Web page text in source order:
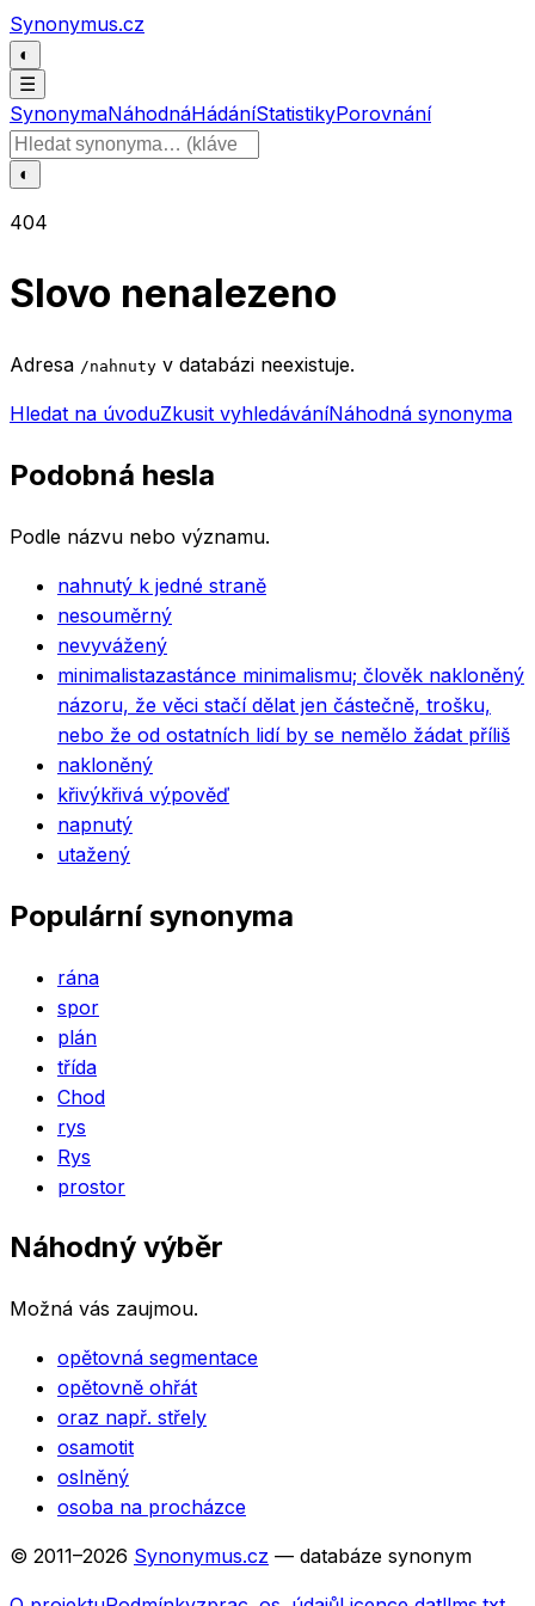
Přeskočit na obsah
Synonymus.cz
◐
☰
SynonymaNáhodnáHádáníStatistikyPorovnání
Hledat slovo
◐
404
Slovo nenalezeno
Adresa /nahnuty v databázi neexistuje.
Hledat na úvoduZkusit vyhledáváníNáhodná synonyma
Podobná hesla
Podle názvu nebo významu.
nahnutý k jedné straně
nesouměrný
nevyvážený
minimalistazastánce minimalismu; člověk nakloněný
názoru, že věci stačí dělat jen částečně, trošku,
nebo že od ostatních lidí by se nemělo žádat příliš
nakloněný
křivýkřivá výpověď
napnutý
utažený
Populární synonyma
rána
spor
plán
třída
Chod
rys
Rys
prostor
Náhodný výběr
Možná vás zaujmou.
opětovná segmentace
opětovně ohřát
oraz např. střely
osamotit
oslněný
osoba na procházce
© 2011–2026 Synonymus.cz — databáze synonym